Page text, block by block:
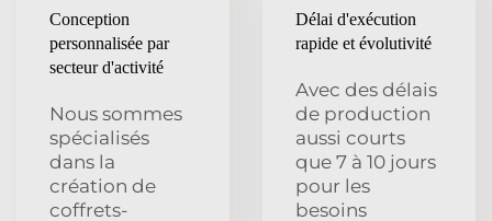
Conception
personnalisée par
secteur d'activité
Nous sommes
spécialisés
dans la
création de
coffrets-
Délai d'exécution
rapide et évolutivité
Avec des délais
de production
aussi courts
que 7 à 10 jours
pour les
besoins